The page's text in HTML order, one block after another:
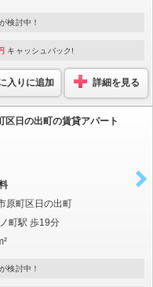
が検討中！
キャッシュバック!
入りに追加 詳細を見る
区日の出町の賃貸アパート
原町区日の出町
町駅 歩19分
が検討中！